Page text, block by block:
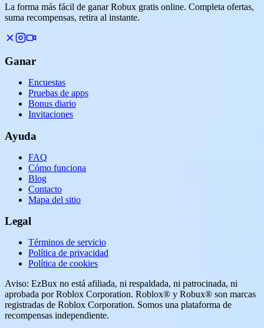
La forma más fácil de ganar Robux gratis online. Completa ofertas,
suma recompensas, retira al instante.
Ganar
Encuestas
Pruebas de apps
Bonus diario
Invitaciones
Ayuda
FAQ
Cómo funciona
Blog
Contacto
Mapa del sitio
Legal
Términos de servicio
Política de privacidad
Política de cookies
Aviso: EzBux no está afiliada, ni respaldada, ni patrocinada, ni
aprobada por Roblox Corporation. Roblox® y Robux® son marcas
registradas de Roblox Corporation. Somos una plataforma de
recompensas independiente.